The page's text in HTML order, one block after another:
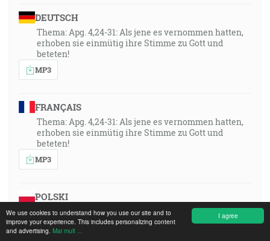
I agree
We use cookies to understand how you use our site and to
improve your experience. This includes personalizing content
and advertising. Mai mult ...
DEUTSCH
Thema: Apg. 4,24-31: Als jene es vernommen hatten,
erhoben sie einmütig ihre Stimme zu Gott und
beteten!
MP3
FRANÇAIS
Thema: Apg. 4,24-31: Als jene es vernommen hatten,
erhoben sie einmütig ihre Stimme zu Gott und
beteten!
MP3
POLSKI
Thema: Apg. 4,24-31: Als jene es vernommen hatten,
erhoben sie einmütig ihre Stimme zu Gott und
beteten!